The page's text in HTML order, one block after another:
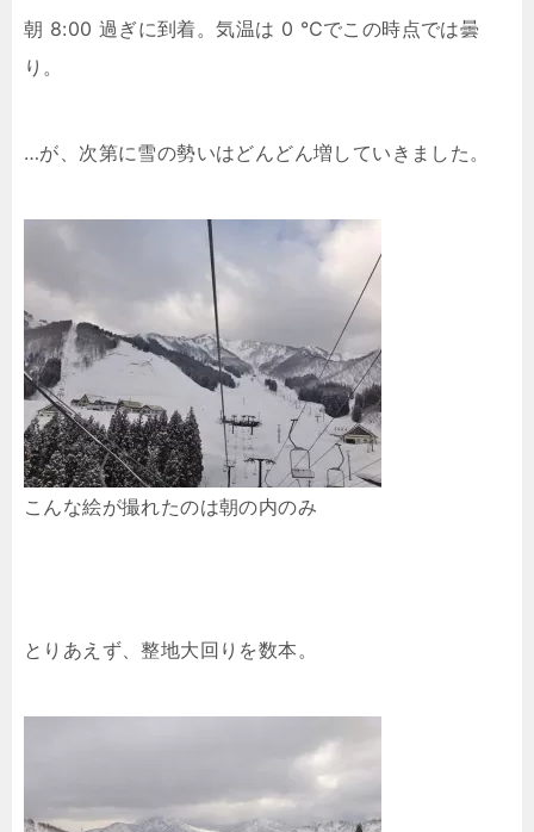
朝 8:00 過ぎに到着。気温は 0 ℃でこの時点では曇
り。
…が、次第に雪の勢いはどんどん増していきました。
こんな絵が撮れたのは朝の内のみ
とりあえず、整地大回りを数本。